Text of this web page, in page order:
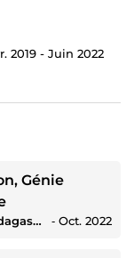
2019 - Juin 2022
Génie
Institut Supérieur Polytechnique de Madagascar ‐ Oct. 2022